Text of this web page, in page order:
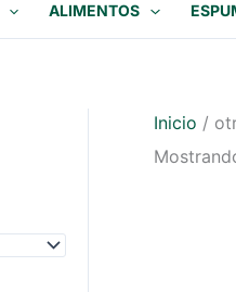
ALIMENTOS
Inicio /